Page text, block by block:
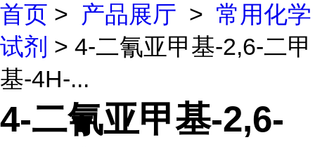
首页 > 产品展厅 > 常用化学
试剂 > 4-二氰亚甲基-2,6-二甲
基-4H-...
4-二氰亚甲基-2,6-